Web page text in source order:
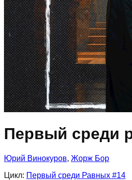
Первый среди
Юрий Винокуров, Жорж Бор
Цикл: Первый среди Равных #14